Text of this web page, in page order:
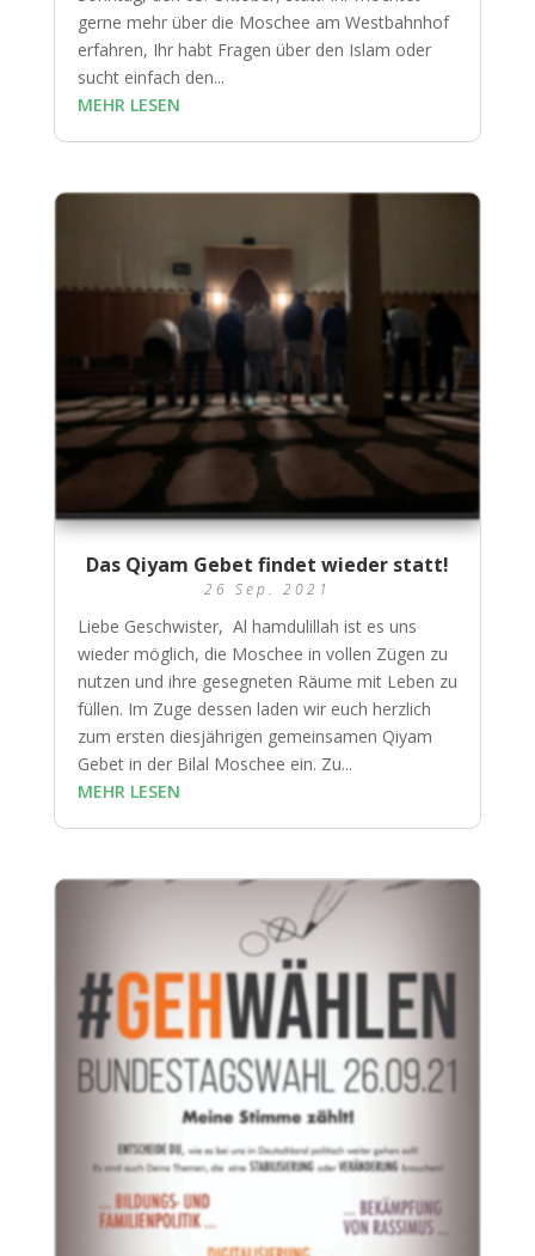
gerne mehr über die Moschee am Westbahnhof
erfahren, Ihr habt Fragen über den Islam oder
sucht einfach den...
MEHR LESEN
Das Qiyam Gebet findet wieder statt!
26 Sep. 2021
Liebe Geschwister, Al hamdulillah ist es uns
wieder möglich, die Moschee in vollen Zügen zu
nutzen und ihre gesegneten Räume mit Leben zu
füllen. Im Zuge dessen laden wir euch herzlich
zum ersten diesjährigen gemeinsamen Qiyam
Gebet in der Bilal Moschee ein. Zu...
MEHR LESEN